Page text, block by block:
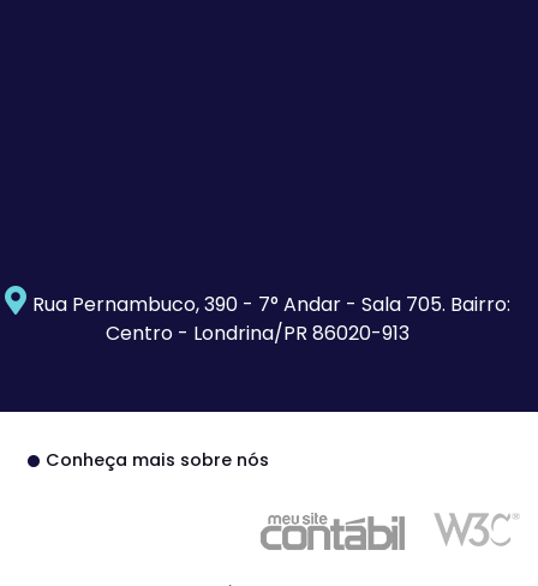
Rua Pernambuco, 390 - 7° Andar - Sala 705. Bairro:
Centro - Londrina/PR 86020-913
Conheça mais sobre nós